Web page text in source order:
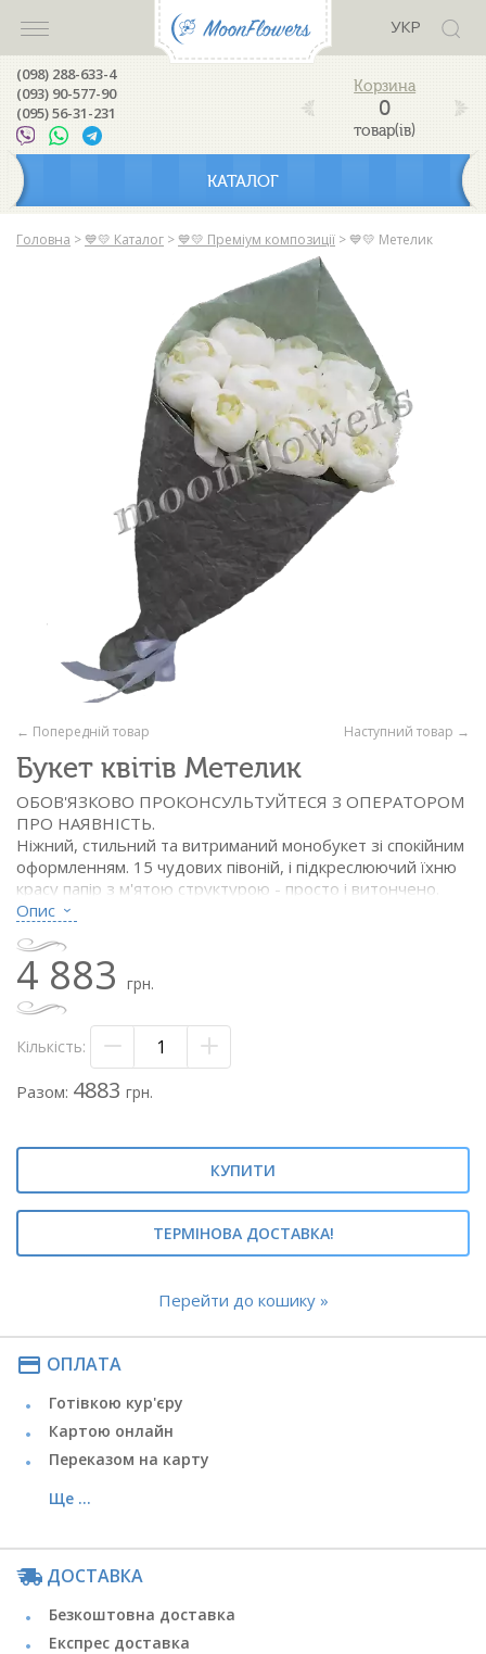
УКР
(098) 288-633-4
(093) 90-577-90
(095) 56-31-231
0
товар(ів)
КАТАЛОГ
Головна > 💙💛 Каталог > 💙💛 Преміум композиції > 💙💛 Метелик
Наступний товар →
← Попередній товар
Букет квітів Метелик
ОБОВ'ЯЗКОВО ПРОКОНСУЛЬТУЙТЕСЯ З ОПЕРАТОРОМ
ПРО НАЯВНІСТЬ.
Ніжний, стильний та витриманий монобукет зі спокійним
оформленням. 15 чудових півоній, і підкреслюючий їхню
красу папір з м'ятою структурою - просто і витончено.
Чудовий подарунок до будь-якої урочистості чи
Склад:
- 15 білих півоній
- флористичний папір світлий
- атласна стрічка.
Мітки: #букет півоній#букет білих півоній#півонії#білі
півонії#
Опис
4 883 грн.
Кількість:
Разом: 4883 грн.
КУПИТИ
ТЕРМІНОВА ДОСТАВКА!
Перейти до кошику »
payment ОПЛАТА
Готівкою кур'єру
Картою онлайн
Переказом на карту
Ще ...
ДОСТАВКА
Безкоштовна доставка
Експрес доставка